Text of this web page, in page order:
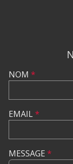
NOM *
EMAIL*
MESSAGE *